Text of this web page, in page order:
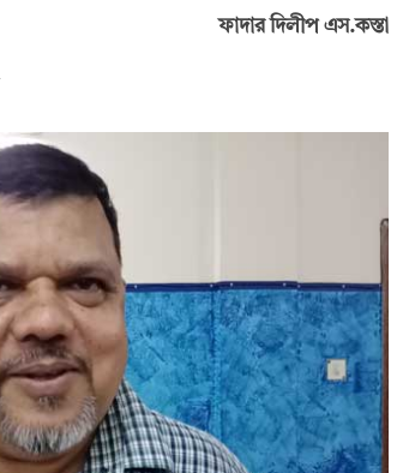
ফাদার দিলীপ এস.কস্তা